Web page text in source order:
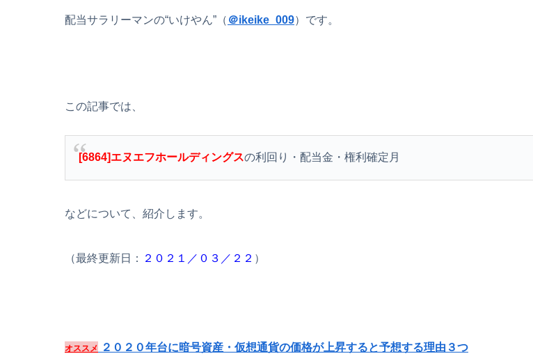
配当サラリーマンの“いけやん”（ ＠ikeike_009）です。
この記事では、
[6864]エヌエフホールディングスの利回り・配当金・権利確定月
などについて、紹介します。
（最終更新日： ２０２１／０３／２２ ）
オススメ ２０２０年台に暗号資産・仮想通貨の価格が上昇すると予想する理由３つ